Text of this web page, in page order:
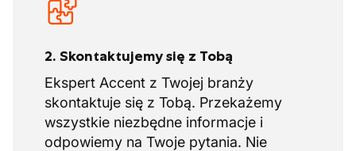
2. Skontaktujemy się z Tobą
Ekspert Accent z Twojej branży
skontaktuje się z Tobą. Przekażemy
wszystkie niezbędne informacje i
odpowiemy na Twoje pytania. Nie